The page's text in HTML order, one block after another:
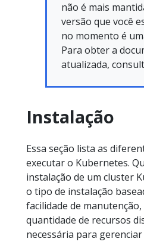
não é mais
versão que você
no momento é
Para obter a
atualizada,
Instalação
Essa seção lista as
executar o Kubernetes.
instalação de um cluster
o tipo de instalação
facilidade de
quantidade de recursos
necessária para